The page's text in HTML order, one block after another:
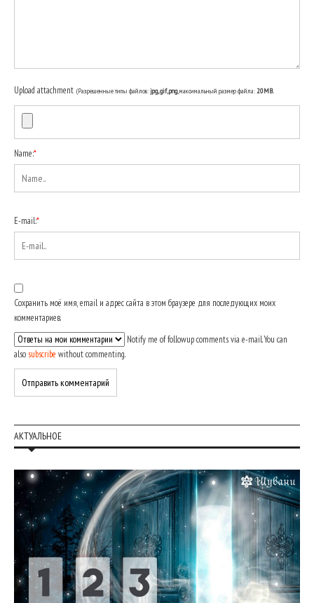
Upload attachment (Разрешенные типы файлов:jpg, gif, png, максимальный размер файла:20MB.
Name:*
E-mail:*
Сохранить моё имя, email и адрес сайта в этом браузере для последующих моих
комментариев.
Notify me of followup comments via e-mail. You can
also subscribe without commenting.
АКТУАЛЬНОЕ